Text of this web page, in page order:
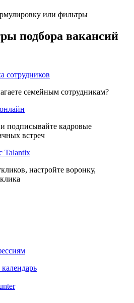
или фильтры
подбора вакансий
сотрудников
семейным сотрудникам?
подписывайте кадровые
встреч
Talantix
настройте воронку,